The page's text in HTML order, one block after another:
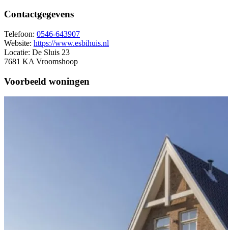
Contactgegevens
Telefoon: 0546-643907
Website: https://www.esbihuis.nl
Locatie: De Sluis 23
7681 KA Vroomshoop
Voorbeeld woningen